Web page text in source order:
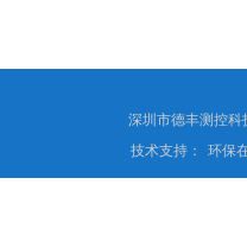
深圳市德丰测控
技术支持：
环保